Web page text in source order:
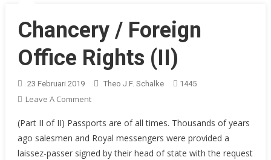
Chancery / Foreign
Office Rights (II)
23 Februari 2019 Theo J.F. Schalke 1445
Leave A CommentOn
/
Foreign
Office
(Part II of II) Passports are of all times. Thousands of years
ago salesmen and Royal messengers were provided a
laissez-passer signed by their head of state with the request